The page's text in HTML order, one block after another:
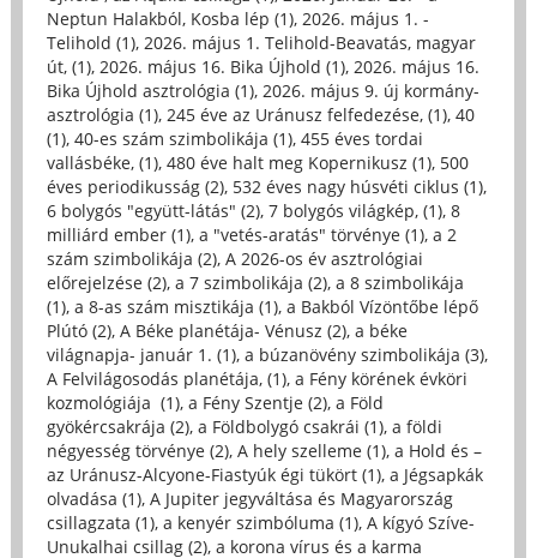
Neptun Halakból, Kosba lép (1), 2026. május 1. -
Telihold (1), 2026. május 1. Telihold-Beavatás, magyar
út, (1), 2026. május 16. Bika Újhold (1), 2026. május 16.
Bika Újhold asztrológia (1), 2026. május 9. új kormány-
asztrológia (1), 245 éve az Uránusz felfedezése, (1), 40
(1), 40-es szám szimbolikája (1), 455 éves tordai
vallásbéke, (1), 480 éve halt meg Kopernikusz (1), 500
éves periodikusság (2), 532 éves nagy húsvéti ciklus (1),
6 bolygós "együtt-látás" (2), 7 bolygós világkép, (1), 8
milliárd ember (1), a "vetés-aratás" törvénye (1), a 2
szám szimbolikája (2), A 2026-os év asztrológiai
előrejelzése (2), a 7 szimbolikája (2), a 8 szimbolikája
(1), a 8-as szám misztikája (1), a Bakból Vízöntőbe lépő
Plútó (2), A Béke planétája- Vénusz (2), a béke
világnapja- január 1. (1), a búzanövény szimbolikája (3),
A Felvilágosodás planétája, (1), a Fény körének évköri
kozmológiája (1), a Fény Szentje (2), a Föld
gyökércsakrája (2), a Földbolygó csakrái (1), a földi
négyesség törvénye (2), A hely szelleme (1), a Hold és –
az Uránusz-Alcyone-Fiastyúk égi tükört (1), a Jégsapkák
olvadása (1), A Jupiter jegyváltása és Magyarország
csillagzata (1), a kenyér szimbóluma (1), A kígyó Szíve-
Unukalhai csillag (2), a korona vírus és a karma